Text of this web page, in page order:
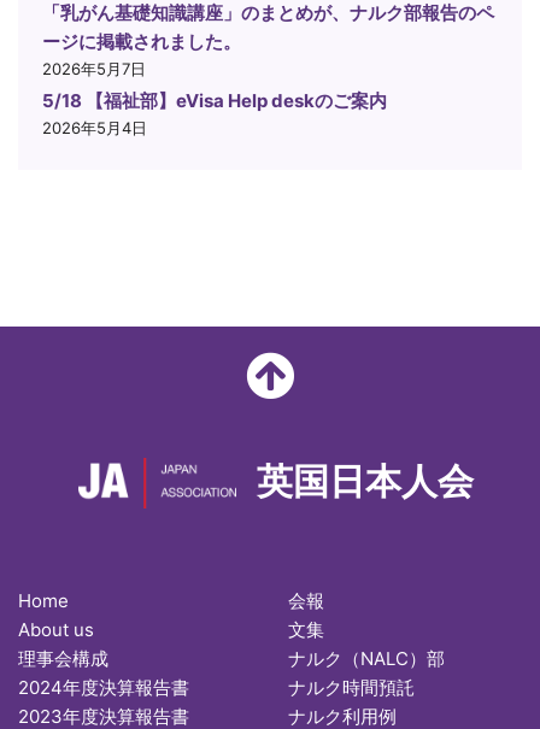
「乳がん基礎知識講座」のまとめが、ナルク部報告のペ
ージに掲載されました。
2026年5月7日
5/18 【福祉部】eVisa Help deskのご案内
2026年5月4日
英国日本人会
Home
About us
理事会構成
2024年度決算報告書
2023年度決算報告書
会報
文集
ナルク（NALC）部
ナルク時間預託
ナルク利用例